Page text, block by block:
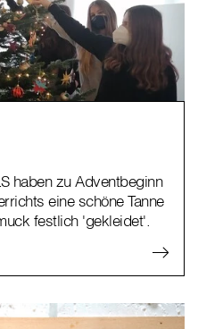
haben zu Adventbeginn
eine schöne Tanne
festlich 'gekleidet'.